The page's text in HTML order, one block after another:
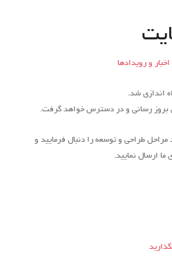
اخبار و رویدادها
اندازی شد.
بروز رسانی و در دسترس خواهد گرفت.
طراحی و توسعه را دنبال فرمایید و
ارسال نمایید.